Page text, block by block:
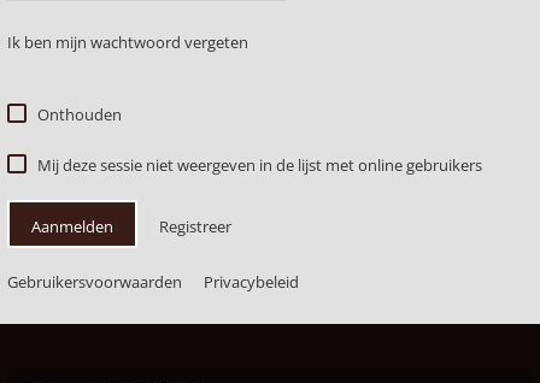
Ik ben mijn wachtwoord vergeten
Onthouden
Mij deze sessie niet weergeven in de lijst met online gebruikers
Aanmelden Registreer
Gebruikersvoorwaarden Privacybeleid